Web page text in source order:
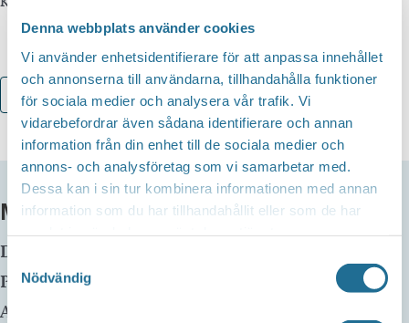
Denna webbplats använder cookies
Vi använder enhetsidentifierare för att anpassa innehållet
och annonserna till användarna, tillhandahålla funktioner
för sociala medier och analysera vår trafik. Vi
vidarebefordrar även sådana identifierare och annan
information från din enhet till de sociala medier och
annons- och analysföretag som vi samarbetar med.
Dessa kan i sin tur kombinera informationen med annan
information som du har tillhandahållit eller som de har
Samtyckesval
Nödvändig
Lägg till i kalender
MER INFO
Datum:
Plats:Medevi brunn
Adress: